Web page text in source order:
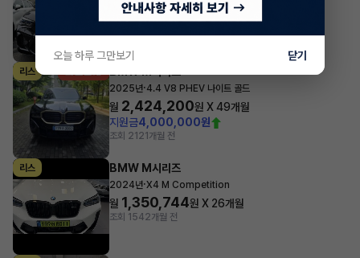
1,891,018원 X23개월
지원금5,000,000원
리스
2025년·4.4 V8 PHEV 나이트 골드
월 2,424,200원 X49개월
지원금4,000,000원
조회 2121개월 전
리스 BMW M시리즈
2024년·X4 M Competition
월 1,350,744원 X 26개월
조회 1542개월 전
오늘 하루 그만보기 닫기